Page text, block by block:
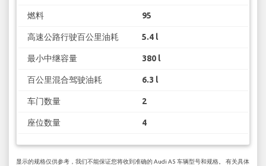
燃料 95
高速公路行驶百公里油耗 5.4 l
最小中继容量 380 l
百公里混合驾驶油耗 6.3 l
车门数量 2
座位数量 4
显示的规格仅供参考，我们不能保证您将收到准确的 Audi A5 车辆型号和规格。 有关具体